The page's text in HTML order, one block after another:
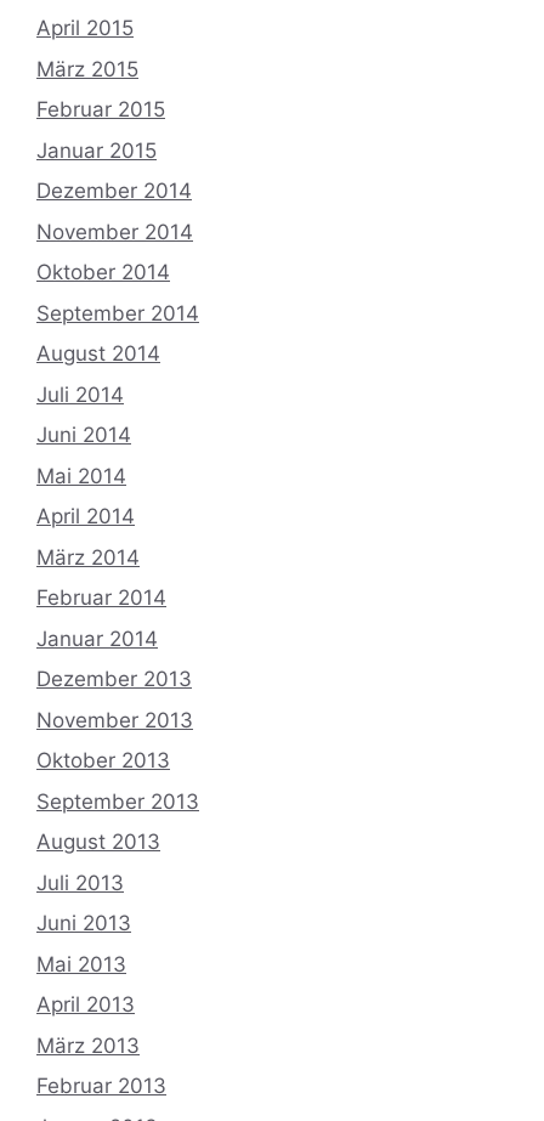
April 2015
März 2015
Februar 2015
Januar 2015
Dezember 2014
November 2014
Oktober 2014
September 2014
August 2014
Juli 2014
Juni 2014
Mai 2014
April 2014
März 2014
Februar 2014
Januar 2014
Dezember 2013
November 2013
Oktober 2013
September 2013
August 2013
Juli 2013
Juni 2013
Mai 2013
April 2013
März 2013
Februar 2013